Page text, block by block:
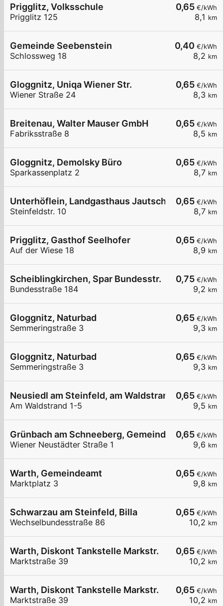
0,65 €/kWh
8,1 km
Prigglitz, Volksschule
Prigglitz 125
0,40 €/kWh
8,2 km
Gemeinde Seebenstein
Schlossweg 18
0,65 €/kWh
8,3 km
Gloggnitz, Uniqa Wiener Str.
Wiener Straße 24
0,65 €/kWh
8,5 km
Breitenau, Walter Mauser GmbH
Fabriksstraße 8
0,65 €/kWh
8,7 km
Gloggnitz, Demolsky Büro
Sparkassenplatz 2
0,65 €/kWh
8,7 km
Unterhöflein, Landgasthaus Jautschnig
Steinfeldstr. 10
0,65 €/kWh
8,9 km
Prigglitz, Gasthof Seelhofer
Auf der Wiese 18
0,75 €/kWh
9,2 km
Scheiblingkirchen, Spar Bundesstr.
Bundesstraße 184
0,65 €/kWh
9,3 km
Gloggnitz, Naturbad
Semmeringstraße 3
0,65 €/kWh
9,3 km
Gloggnitz, Naturbad
Semmeringstraße 3
0,65 €/kWh
9,5 km
Neusiedl am Steinfeld, am Waldstrand
Am Waldstrand 1-5
0,65 €/kWh
9,6 km
Grünbach am Schneeberg, Gemeindeamt
Wiener Neustädter Straße 1
0,65 €/kWh
9,8 km
Warth, Gemeindeamt
Marktplatz 3
0,65 €/kWh
10,2 km
Schwarzau am Steinfeld, Billa
Wechselbundesstraße 86
0,65 €/kWh
10,2 km
Warth, Diskont Tankstelle Markstr.
Marktstraße 39
0,65 €/kWh
10,2 km
Warth, Diskont Tankstelle Markstr.
Marktstraße 39